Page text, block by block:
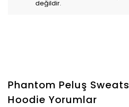
değildir.
Phantom Peluş
Hoodie Yorumlar